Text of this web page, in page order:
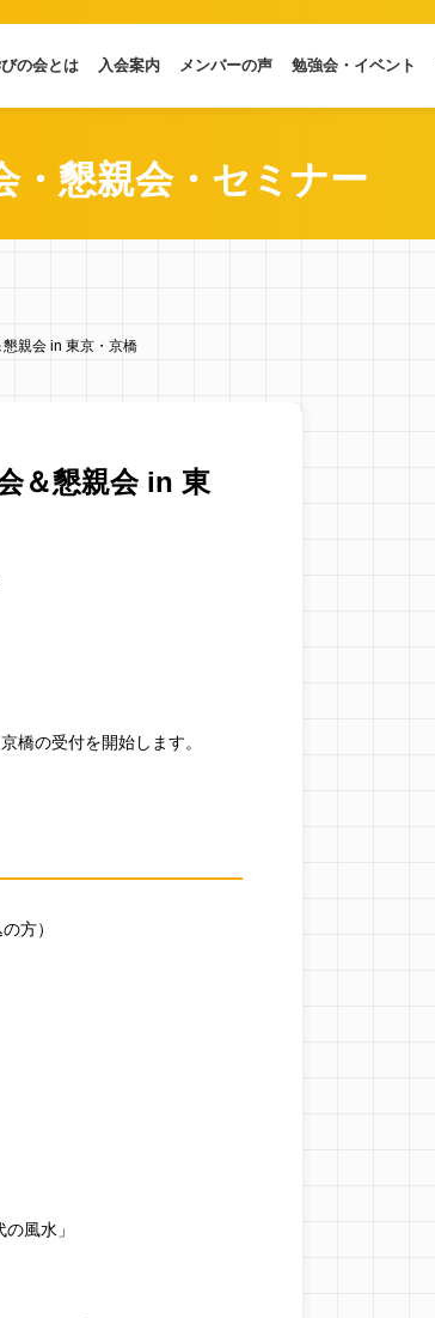
の会とは 入会案内 メンバーの声 勉強会・イベント
・懇親会・セミナー
親会 in 東京・京橋
＆懇親会 in 東
橋の受付を開始します。
方）
風水」